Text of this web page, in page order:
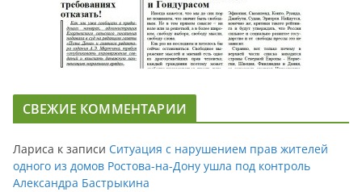
СВЕЖИЕ КОММЕНТАРИИ
Лариса к записи Ситуация с нарушением прав жителей
одного из домов Ростова-на-Дону ушла под контроль
Александра Бастрыкина